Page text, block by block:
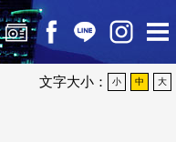
文字大小： 小 中 大